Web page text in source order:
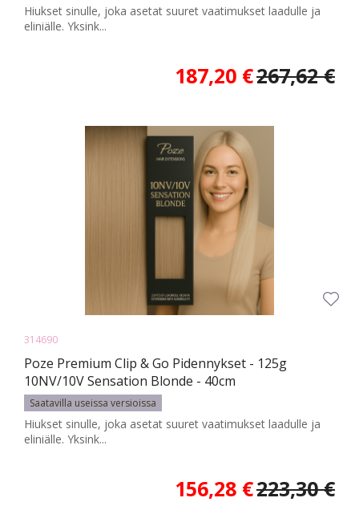
Hiukset sinulle, joka asetat suuret vaatimukset laadulle ja
eliniälle. Yksink...
187,20 €267,62 €
314690
Poze Premium Clip & Go Pidennykset - 125g
10NV/10V Sensation Blonde - 40cm
Saatavilla useissa versioissa
Hiukset sinulle, joka asetat suuret vaatimukset laadulle ja
eliniälle. Yksink...
156,28 €223,30 €